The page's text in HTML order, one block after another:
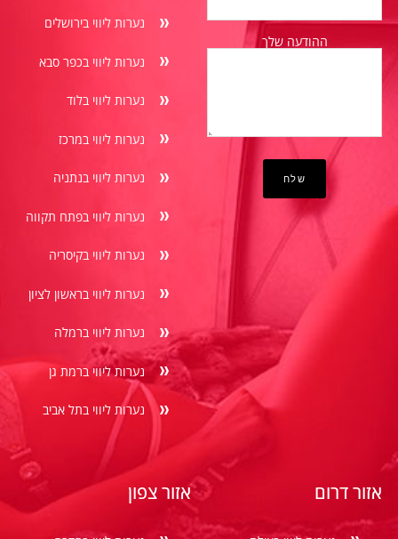
ההודעה שלך
נערות ליווי בירושלים
נערות ליווי בכפר סבא
נערות ליווי בלוד
נערות ליווי במרכז
נערות ליווי בנתניה
נערות ליווי בפתח תקווה
נערות ליווי בקיסריה
נערות ליווי בראשון לציון
נערות ליווי ברמלה
נערות ליווי ברמת גן
נערות ליווי בתל אביב
אזור דרום אזור צפון